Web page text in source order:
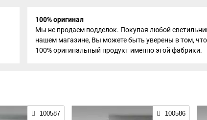
100% оригинал
Мы не продаем подделок. Покупая любой
нашем магазине, Вы можете быть уверены в том, что
100% оригинальный продукт именно этой фабрики.
100587 100586